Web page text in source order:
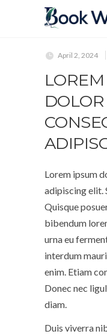
April 2, 2024
Lorem ipsum
adipiscing elit.
Quisque
bibendum
urna eu
interdum
enim. Etiam
Donec nec
diam.
Duis viverra